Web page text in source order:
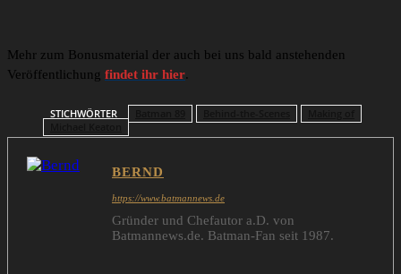
Mehr zum Bonusmaterial der auch bei uns bald anstehenden
Veröffentlichung findet ihr hier.
STICHWÖRTER
BERND
https://www.batmannews.de
Gründer und Chefautor a.D. von
Batmannews.de. Batman-Fan seit 1987.